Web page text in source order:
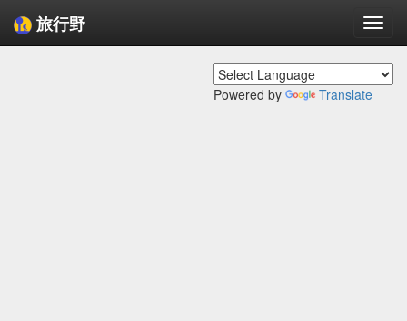
旅行野
Powered by Translate